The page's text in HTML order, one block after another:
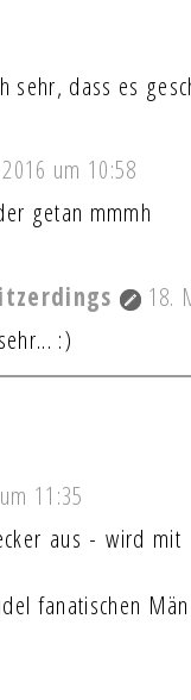
sehr, dass es
um 10:58
getan mmmh
18.
:)
11:35
aus - wird
fanatischen